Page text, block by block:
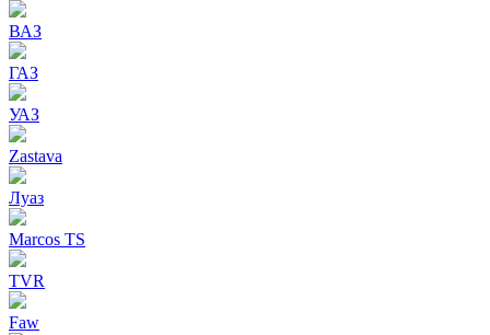
ВАЗ
ГАЗ
УАЗ
Zastava
Луаз
Marcos TS
TVR
Faw